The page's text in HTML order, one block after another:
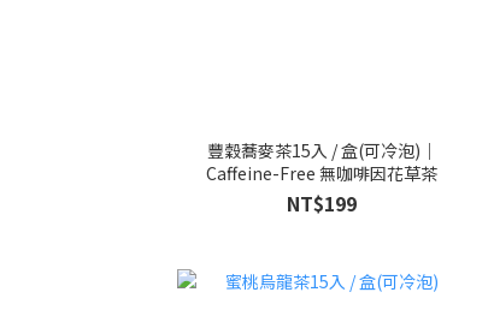
豐穀蕎麥茶15入 / 盒(可冷泡)｜
Caffeine-Free 無咖啡因花草茶
NT$199